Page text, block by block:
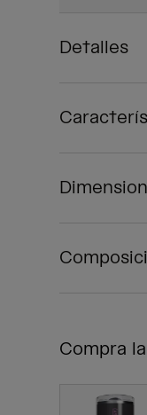
Detalles
Compra